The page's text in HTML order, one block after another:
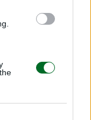
interamente
da
Holding ha
con